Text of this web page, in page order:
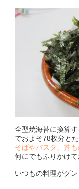
全型焼海苔に換算
でおよそ78枚分とた
そばやパスタ、丼も
何にでもふりかけて
いつもの料理がグ